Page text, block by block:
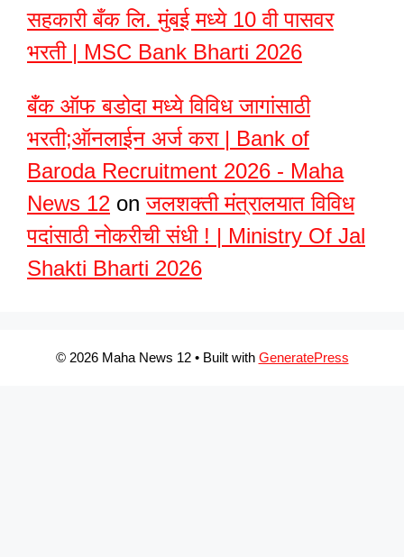
सहकारी बँक लि. मुंबई मध्ये 10 वी पासवर
भरती | MSC Bank Bharti 2026
बँक ऑफ बडोदा मध्ये विविध जागांसाठी
भरती;ऑनलाईन अर्ज करा | Bank of
Baroda Recruitment 2026 - Maha
News 12 onजलशक्ती मंत्रालयात विविध
पदांसाठी नोकरीची संधी ! | Ministry Of Jal
Shakti Bharti 2026
© 2026 Maha News 12• Built with GeneratePress